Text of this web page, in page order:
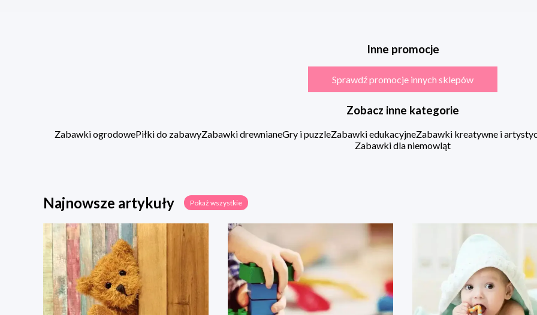
Inne promocje
Sprawdź promocje innych sklepów
Zobacz inne kategorie
Zabawki ogrodowePiłki do zabawyZabawki drewnianeGry i puzzleZabawki edukacyjneZabawki kreatywne i
Zabawki dla niemowląt
Najnowsze artykuły Pokaż wszystkie